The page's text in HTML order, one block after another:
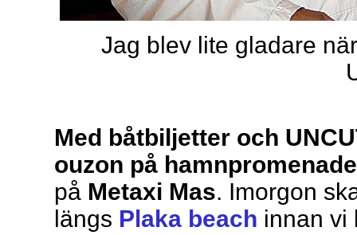
Jag blev lite gladare
Med båtbiljetter och
ouzon på
på Metaxi Mas. Imorgon
längs Plaka beach innan vi